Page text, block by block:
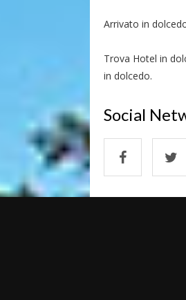
Arrivato in
Trova Hotel in
in dolcedo.
Social